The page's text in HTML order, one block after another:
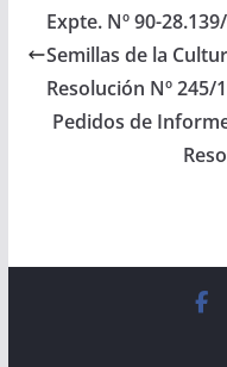
en la ciudad de
de la Frontera,…
Expte. Nº 90-
Semillas de la
Resolución Nº 245/
Pedidos de
by